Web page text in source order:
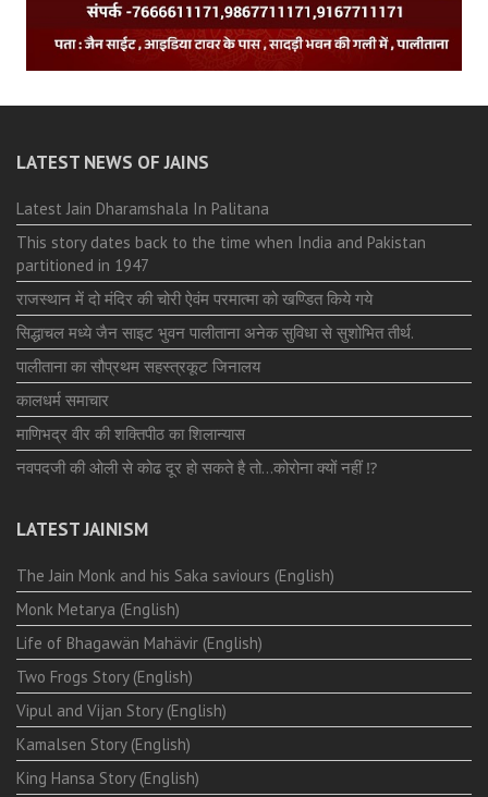
LATEST NEWS OF JAINS
Latest Jain Dharamshala In Palitana
This story dates back to the time when India and Pakistan
partitioned in 1947
राजस्थान में दो मंदिर की चोरी ऐवंम परमात्मा को खण्डित किये गये
सिद्धाचल मध्ये जैन साइट भुवन पालीताना अनेक सुविधा से सुशोभित तीर्थ.
पालीताना का सौप्रथम सहस्त्रकूट जिनालय
कालधर्म समाचार
माणिभद्र वीर की शक्तिपीठ का शिलान्यास
नवपदजी की ओली से कोढ दूर हो सकते है तो…कोरोना क्यों नहीं ⁉️
LATEST JAINISM
The Jain Monk and his Saka saviours (English)
Monk Metarya (English)
Life of Bhagawän Mahävir (English)
Two Frogs Story (English)
Vipul and Vijan Story (English)
Kamalsen Story (English)
King Hansa Story (English)